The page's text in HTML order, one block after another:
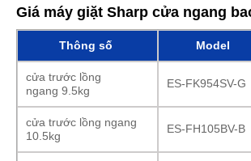
Giá máy giặt Sharp cửa ngang
Thông số Model
cửa trước lồng
ngang 9.5kg
ES-FK954SV-G
cửa trước lồng ngang
10.5kg
ES-FH105BV-B